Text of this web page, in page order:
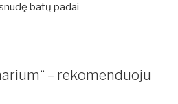
batų padai
– rekomenduoju